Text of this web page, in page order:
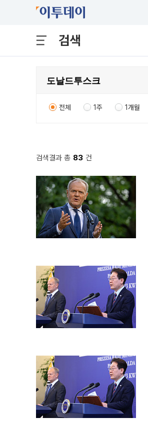
검색
전체 1주 1개월
검색결과 총 83 건